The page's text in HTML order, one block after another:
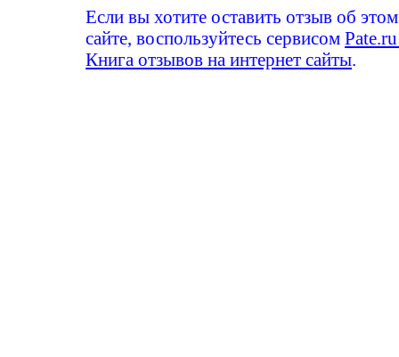
Если вы хотите оставить отзыв об этом
сайте, воспользуйтесь сервисом
Книга отзывов на интернет сайты